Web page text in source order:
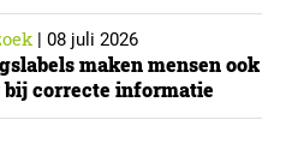
| 08 juli 2026
maken mensen ook
correcte informatie